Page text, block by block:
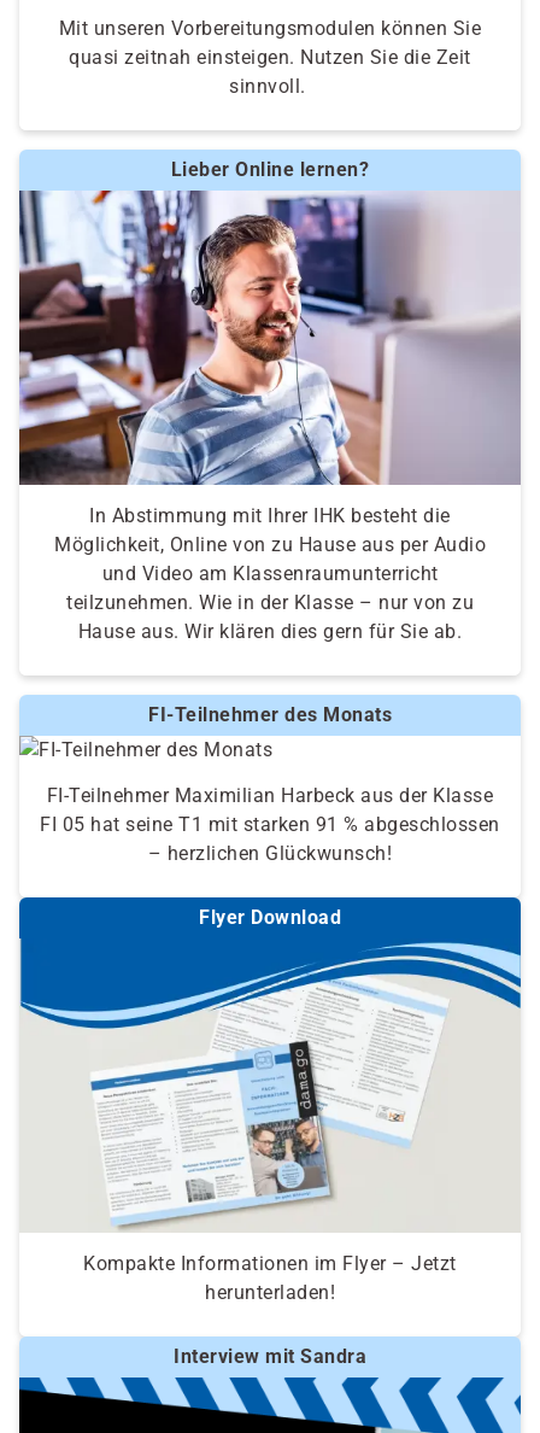
Mit unseren Vorbereitungsmodulen können Sie
quasi zeitnah einsteigen. Nutzen Sie die Zeit
sinnvoll.
Lieber Online lernen?
In Abstimmung mit Ihrer IHK besteht die
Möglichkeit, Online von zu Hause aus per Audio
und Video am Klassenraumunterricht
teilzunehmen. Wie in der Klasse – nur von zu
Hause aus. Wir klären dies gern für Sie ab.
FI-Teilnehmer des Monats
FI-Teilnehmer Maximilian Harbeck aus der Klasse
FI 05 hat seine T1 mit starken 91 % abgeschlossen
– herzlichen Glückwunsch!
Flyer Download
Kompakte Informationen im Flyer – Jetzt
herunterladen!
Interview mit Sandra